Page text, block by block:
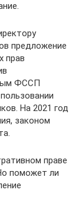
предложение
прав
ФССП
На 2021 год
законом
праве
поможет ли